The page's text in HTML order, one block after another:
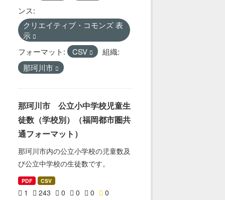
ンス:
クリエイティブ・コモンズ 表
示
フォーマット:
CSV
組織:
那珂川市
那珂川市 公立小中学校児童生
徒数（学校別）（福岡都市圏共
通フォーマット）
那珂川市内の公立小学校の児童数及
び公立中学校の生徒数です。
PDF CSV
1 243 0 0 0 0